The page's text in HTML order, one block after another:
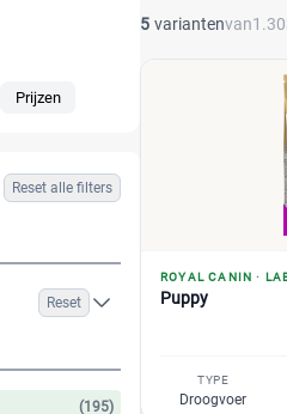
Prijzen
Reset alle filters
Reset
(195)
5 variantenvan
ROYAL CANIN ·
Puppy
TYPE
Droogvoer